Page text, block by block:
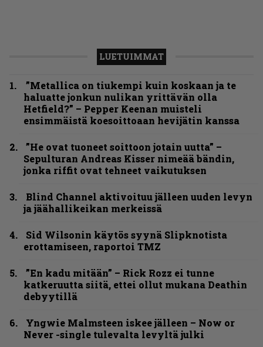
LUETUIMMAT
”Metallica on tiukempi kuin koskaan ja te
haluatte jonkun nulikan yrittävän olla
Hetfield?” – Pepper Keenan muisteli
ensimmäistä koesoittoaan hevijätin kanssa
”He ovat tuoneet soittoon jotain uutta” –
Sepulturan Andreas Kisser nimeää bändin,
jonka riffit ovat tehneet vaikutuksen
Blind Channel aktivoituu jälleen uuden levyn
ja jäähallikeikan merkeissä
Sid Wilsonin käytös syynä Slipknotista
erottamiseen, raportoi TMZ
”En kadu mitään” – Rick Rozz ei tunne
katkeruutta siitä, ettei ollut mukana Deathin
debyytillä
Yngwie Malmsteen iskee jälleen – Now or
Never -single tulevalta levyltä julki